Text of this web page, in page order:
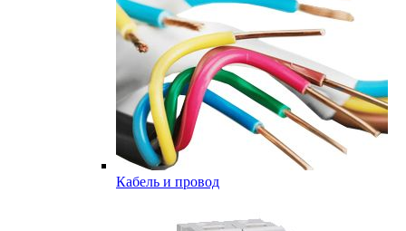
Кабель и провод